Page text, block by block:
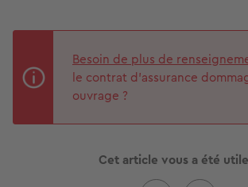
Besoin de plus de
le contrat d’assurance
ouvrage ?
Cet article vous a été